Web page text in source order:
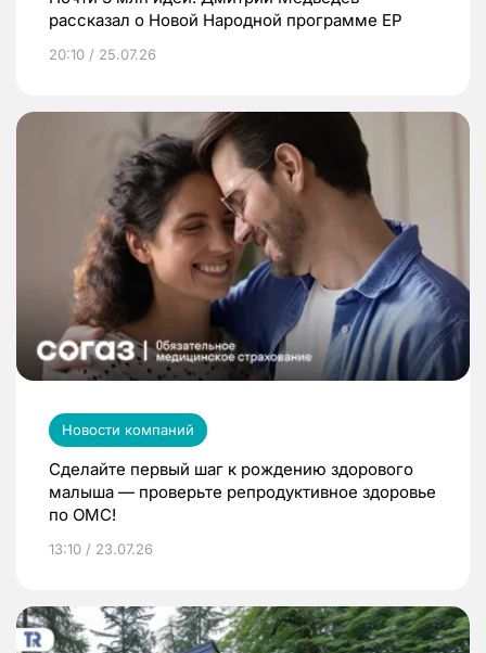
рассказал о Новой Народной программе ЕР
20:10 / 25.07.26
Новости компаний
Сделайте первый шаг к рождению здорового
малыша — проверьте репродуктивное здоровье
по ОМС!
13:10 / 23.07.26